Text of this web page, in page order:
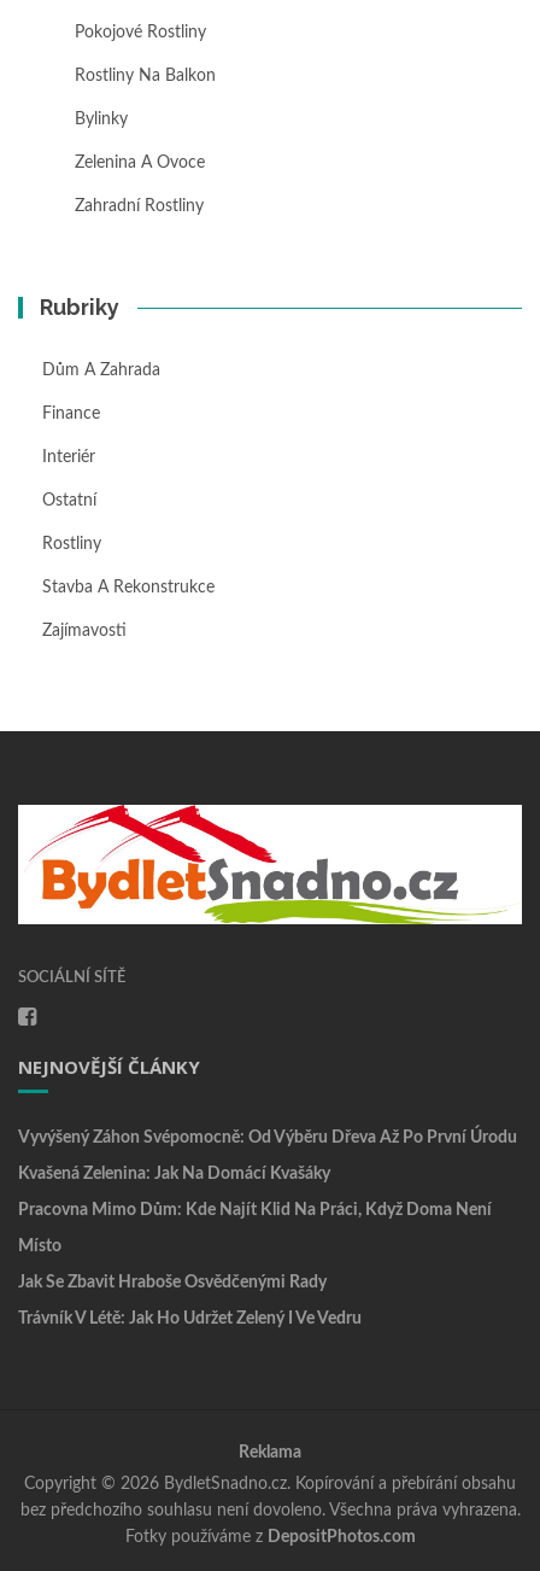
Pokojové Rostliny
Rostliny Na Balkon
Bylinky
Zelenina A Ovoce
Zahradní Rostliny
Rubriky
Dům A Zahrada
Finance
Interiér
Ostatní
Rostliny
Stavba A Rekonstrukce
Zajímavosti
SOCIÁLNÍ SÍTĚ
NEJNOVĚJŠÍ ČLÁNKY
Vyvýšený Záhon Svépomocně: Od Výběru Dřeva Až Po První Úrodu
Kvašená Zelenina: Jak Na Domácí Kvašáky
Pracovna Mimo Dům: Kde Najít Klid Na Práci, Když Doma Není
Místo
Jak Se Zbavit Hraboše Osvědčenými Rady
Trávník V Létě: Jak Ho Udržet Zelený I Ve Vedru
Reklama
Copyright © 2026 BydletSnadno.cz. Kopírování a přebírání obsahu
bez předchozího souhlasu není dovoleno. Všechna práva vyhrazena.
Fotky používáme z DepositPhotos.com